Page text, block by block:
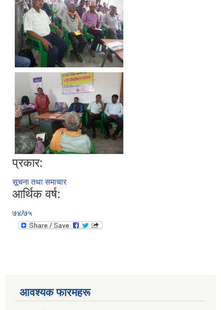
प्रकार:
सूचना तथा समाचार
आर्थिक वर्ष:
७४/७५
आवश्यक फारमहरू